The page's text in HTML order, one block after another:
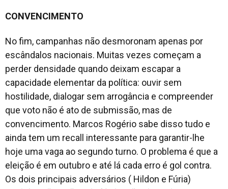
CONVENCIMENTO
No fim, campanhas não desmoronam apenas por
escândalos nacionais. Muitas vezes começam a
perder densidade quando deixam escapar a
capacidade elementar da política: ouvir sem
hostilidade, dialogar sem arrogância e compreender
que voto não é ato de submissão, mas de
convencimento. Marcos Rogério sabe disso tudo e
ainda tem um recall interessante para garantir-lhe
hoje uma vaga ao segundo turno. O problema é que a
eleição é em outubro e até lá cada erro é gol contra.
Os dois principais adversários ( Hildon e Fúria)